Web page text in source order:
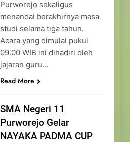
Purworejo sekaligus
menandai berakhirnya masa
studi selama tiga tahun.
Acara yang dimulai pukul
09.00 WIB ini dihadiri oleh
jajaran guru…
Read More
SMA Negeri 11
Purworejo Gelar
NAYAKA PADMA CUP